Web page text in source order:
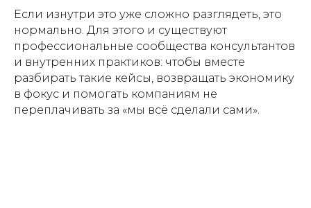
Если изнутри это уже сложно разглядеть, это
нормально. Для этого и существуют
профессиональные сообщества консультантов
и внутренних практиков: чтобы вместе
разбирать такие кейсы, возвращать экономику
в фокус и помогать компаниям не
переплачивать за «мы всё сделали сами».